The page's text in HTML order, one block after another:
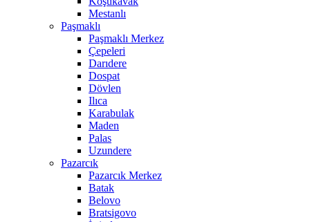
Mestanlı
Paşmaklı
Paşmaklı Merkez
Çepeleri
Darıdere
Dospat
Dövlen
Ilıca
Karabulak
Maden
Palas
Uzundere
Pazarcık
Pazarcık Merkez
Batak
Belovo
Bratsigovo